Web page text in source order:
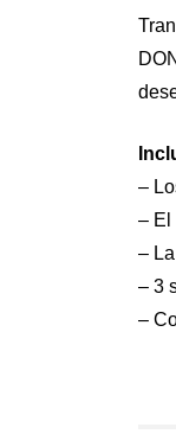
–
– El
–
– 3
–